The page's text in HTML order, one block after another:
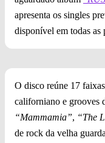
apresenta os singles
disponível em todas as
O disco reúne 17
californiano e grooves
“Mammamia”, “The
de rock da velha